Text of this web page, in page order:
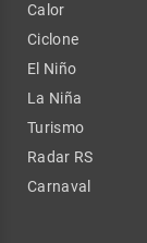
Calor
Ciclone
El Niño
La Niña
Turismo
Radar RS
Carnaval